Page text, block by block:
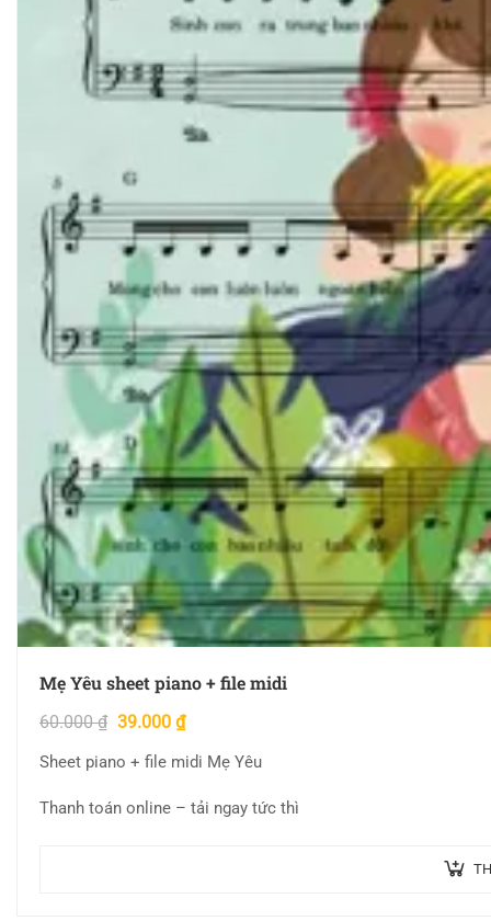
Mẹ Yêu sheet piano + file midi
60.000₫ 39.000 ₫
Sheet piano + file midi Mẹ Yêu
Thanh toán online – tải ngay tức thì